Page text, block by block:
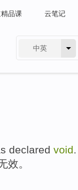
品课 云笔记
中英
declared void.
效。